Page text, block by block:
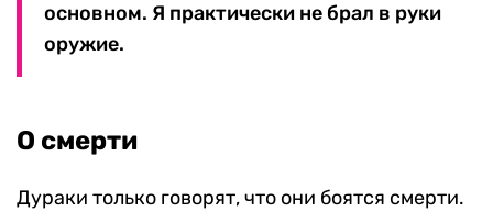
основном. Я практически не брал в руки
оружие.
О смерти
Дураки только говорят, что они боятся смерти.